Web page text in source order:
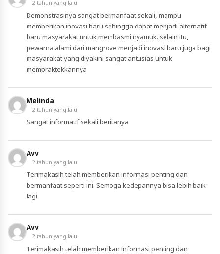
2 tahun yang lalu
Demonstrasinya sangat bermanfaat sekali, mampu
memberikan inovasi baru sehingga dapat menjadi alternatif
baru masyarakat untuk membasmi nyamuk. selain itu,
pewarna alami dari mangrove menjadi inovasi baru juga bagi
masyarakat yang diyakini sangat antusias untuk
mempraktekkannya
Melinda
2 tahun yang lalu
Sangat informatif sekali beritanya
Avv
2 tahun yang lalu
Terimakasih telah memberikan informasi penting dan
bermanfaat seperti ini. Semoga kedepannya bisa lebih baik
lagi
Avv
2 tahun yang lalu
Terimakasih telah memberikan informasi penting dan